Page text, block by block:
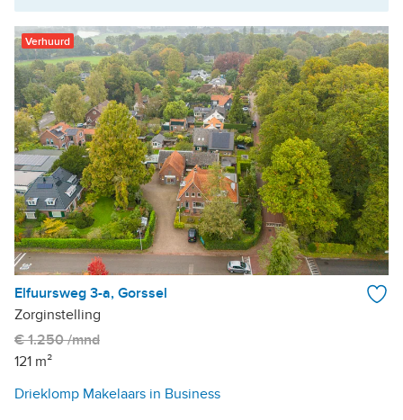
Verhuurd
Elfuursweg 3-a, Gorssel
Zorginstelling
€ 1.250 /mnd
121 m²
Drieklomp Makelaars in Business